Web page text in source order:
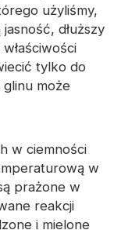
użyliśmy,
dłuższy
tylko do
glinu może
w ciemności
w
prażone w
reakcji
i mielone